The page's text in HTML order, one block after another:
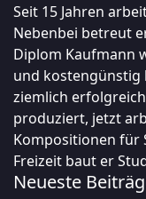
Seit 15 Jahren
Nebenbei betreut
Diplom Kaufmann
und kostengünstig
ziemlich
produziert, jetzt
Kompositionen für
Freizeit baut er
Neueste